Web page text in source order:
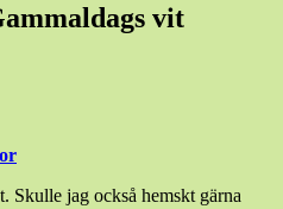
vit
Skulle jag också hemskt gärna